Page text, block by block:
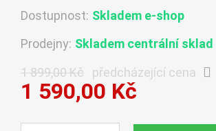
Dostupnost: Skladem e-shop
Prodejny: Skladem centrální sklad
1 899,00 Kč předcházející cena
1 590,00 Kč